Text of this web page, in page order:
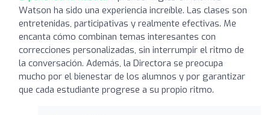
Watson ha sido una experiencia increíble. Las clases son
entretenidas, participativas y realmente efectivas. Me
encanta cómo combinan temas interesantes con
correcciones personalizadas, sin interrumpir el ritmo de
la conversación. Además, la Directora se preocupa
mucho por el bienestar de los alumnos y por garantizar
que cada estudiante progrese a su propio ritmo.